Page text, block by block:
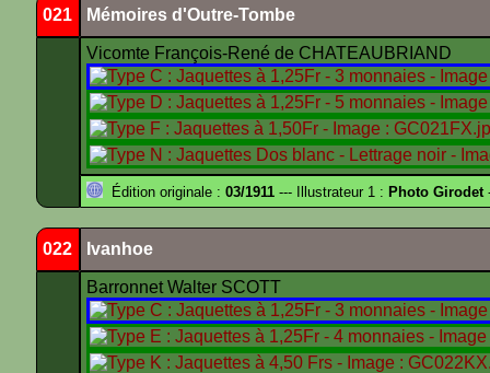
021 Mémoires d'Outre-Tombe
Vicomte François-René de CHATEAUBRIAND
Édition originale : 03/1911 --- Illustrateur 1 : Photo Girodet
022 Ivanhoe
Barronnet Walter SCOTT